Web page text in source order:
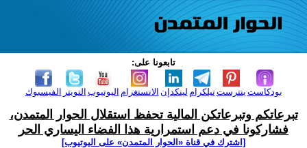
تابعونا على:
الفيسبوك التويتر اليوتيوب الانستغرام لينكدإن تيلكرامبنترست بودكاست
تبرعاتكم وتبرعاتكن المالية تحفظ استقلال الحوار المتمدن،
فشاركونا في دعم استمرارية هذا الفضاء اليساري الحر
[اشترك في قناة ‫«الحوار المتمدن» على اليوتيوب]